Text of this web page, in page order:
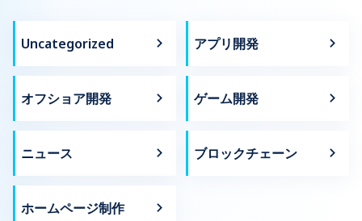
Uncategorized アプリ開発
オフショア開発 ゲーム開発
ニュース ブロックチェーン
ホームページ制作